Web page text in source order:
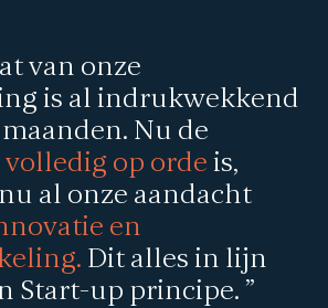
van onze
is al indrukwekkend
Nu de
op ordeis,
al onze aandacht
en
Dit alles in lijn
Start-up principe. ”